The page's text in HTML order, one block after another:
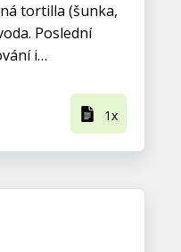
tortilla (šunka,
Poslední
i…
1x